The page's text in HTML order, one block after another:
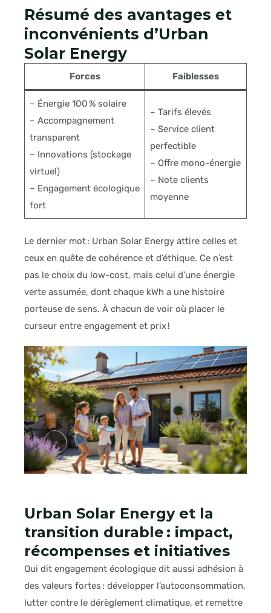
Résumé des avantages et
inconvénients d’Urban
Solar Energy
Forces Faiblesses
– Énergie 100 % solaire
– Accompagnement
transparent
– Innovations (stockage
virtuel)
– Engagement écologique
fort
– Tarifs élevés
– Service client
perfectible
– Offre mono-énergie
– Note clients
moyenne
Le dernier mot : Urban Solar Energy attire celles et
ceux en quête de cohérence et d’éthique. Ce n’est
pas le choix du low-cost, mais celui d’une énergie
verte assumée, dont chaque kWh a une histoire
porteuse de sens. À chacun de voir où placer le
curseur entre engagement et prix !
Urban Solar Energy et la
transition durable : impact,
récompenses et initiatives
Qui dit engagement écologique dit aussi adhésion à
des valeurs fortes : développer l’autoconsommation,
lutter contre le dérèglement climatique, et remettre